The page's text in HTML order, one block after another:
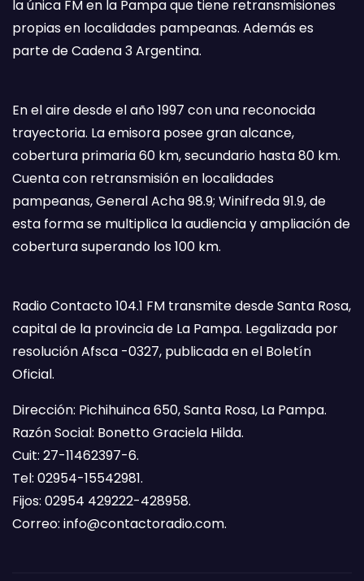
la única FM en la Pampa que tiene retransmisiones
propias en localidades pampeanas. Además es
parte de Cadena 3 Argentina.
En el aire desde el año 1997 con una reconocida
trayectoria. La emisora posee gran alcance,
cobertura primaria 60 km, secundario hasta 80 km.
Cuenta con retransmisión en localidades
pampeanas, General Acha 98.9; Winifreda 91.9, de
esta forma se multiplica la audiencia y ampliación de
cobertura superando los 100 km.
Radio Contacto 104.1 FM transmite desde Santa Rosa,
capital de la provincia de La Pampa. Legalizada por
resolución Afsca -0327, publicada en el Boletín
Oficial.
Dirección: Pichihuinca 650, Santa Rosa, La Pampa.
Razón Social: Bonetto Graciela Hilda.
Cuit: 27-11462397-6.
Tel: 02954-15542981.
Fijos: 02954 429222-428958.
Correo: info@contactoradio.com.